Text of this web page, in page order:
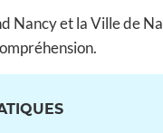
Nancy et la Ville de